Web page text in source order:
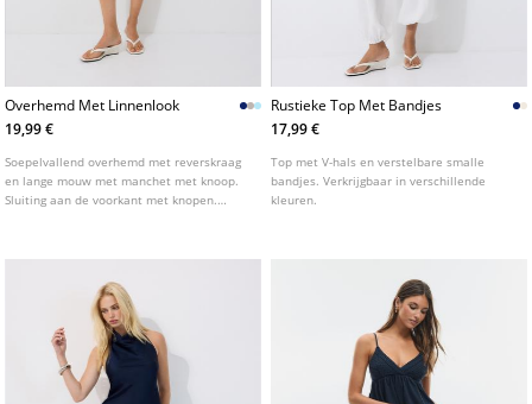
Overhemd Met Linnenlook
19,99 €
Soepelvallend overhemd met reverskraag
en lange mouw met manchet met knoop.
Sluiting aan de voorkant met knopen.
Rustieke Top Met Bandjes
17,99 €
Top met V-hals en verstelbare smalle
bandjes. Verkrijgbaar in verschillende
kleuren.